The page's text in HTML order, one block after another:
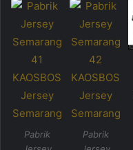
Pabrik
Pabrik